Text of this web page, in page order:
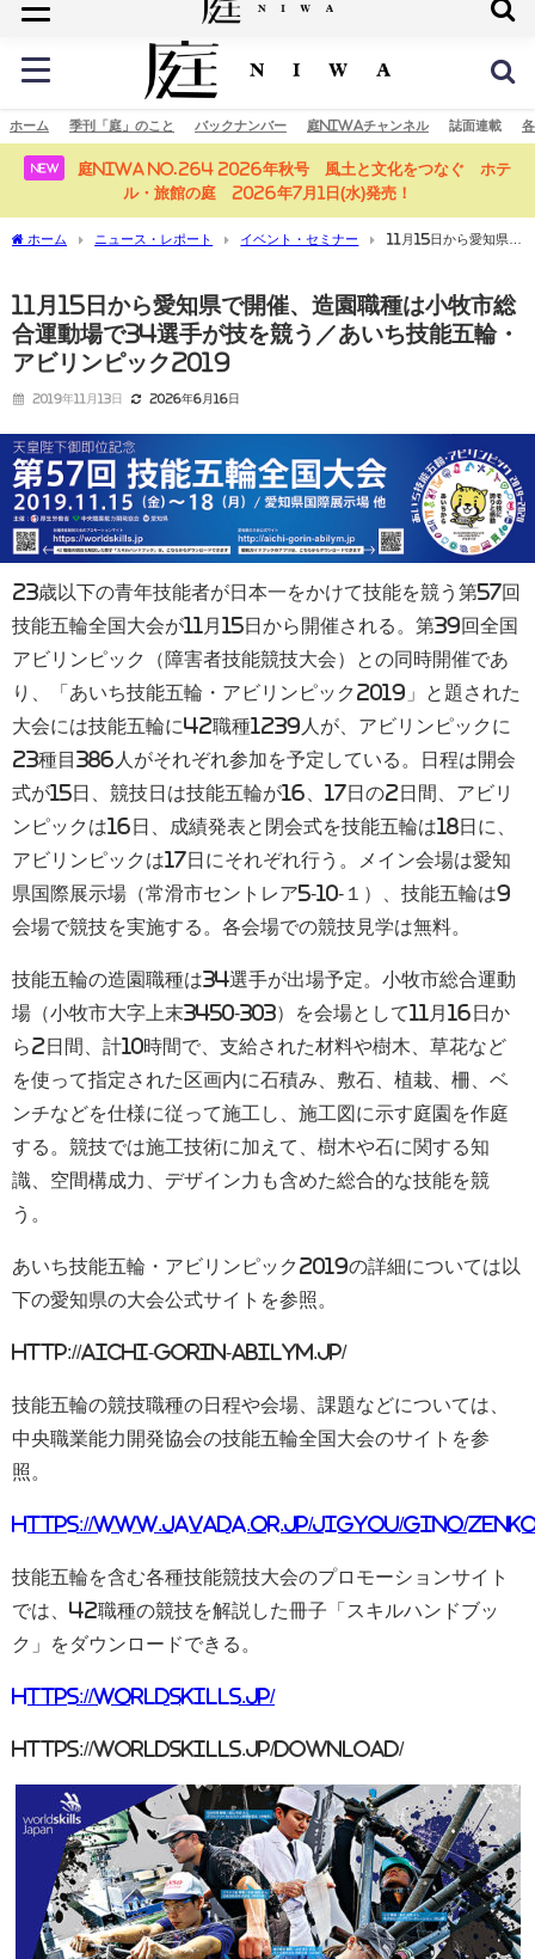
庭の未来へ
ホーム 季刊「庭」のこと バックナンバー 庭NIWAチャンネル 誌面連載
NEW
庭NIWA No.264 2026年秋号 風土と文化をつなぐ ホテ
ル・旅館の庭 2026年7月1日(水)発売！
ホーム ニュース・レポート イベント・セミナー
11月15日から愛知県で
11月15日から愛知県で開催、造園職種は小牧市総
合運動場で34選手が技を競う／あいち技能五輪・
アビリンピック2019
2019年11月13日 2026年6月16日
23歳以下の青年技能者が日本一をかけて技能を競う第57回
技能五輪全国大会が11月15日から開催される。第39回全国
アビリンピック（障害者技能競技大会）との同時開催であ
り、「 あいち技能五輪・アビリンピック2019」と題された
大会には技能五輪に42職種1239人が、アビリンピックに
23種目386人がそれぞれ参加を予定している。日程は開会
式が15日、競技日は技能五輪が16、17日の2日間、アビリ
ンピックは16日、成績発表と閉会式を技能五輪は18日に、
アビリンピックは17日にそれぞれ行う。メイン会場は愛知
県国際展示場（常滑市セントレア5-10-１）、技能五輪は9
会場で競技を実施する。 各会場での競技見学は無料。
技能五輪の造園職種は34選手が出場予定。 小牧市総合運動
場（小牧市大字上末3450-303）を会場として11月16日か
ら2日間、計10時間で、支給された材料や樹木、草花など
を使って指定された区画内に石積み、敷石、植栽、柵、ベ
ンチなどを仕様に従って施工し、施工図に示す庭園を作庭
する。競技では施工技術に加えて、樹木や石に関する知
識、空間構成力、デザイン力も含めた総合的な技能を競
う。
あいち技能五輪・アビリンピック2019の詳細については以
下の愛知県の大会公式サイトを参照。
http://aichi-gorin-abilym.jp/
技能五輪の競技職種の日程や会場、課題などについては、
中央職業能力開発協会の技能五輪全国大会のサイトを参
照。
https://www.javada.or.jp/jigyou/gino/
技能五輪を含む各種技能競技大会のプロモーションサイト
では、42職種の競技を解説した冊子「スキルハンドブッ
ク」をダウンロードできる。
https://worldskills.jp/
https://worldskills.jp/download/